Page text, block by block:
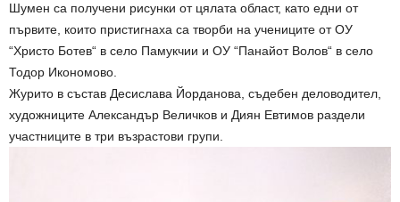
Шумен са получени рисунки от цялата област, като едни от
първите, които пристигнаха са творби на учениците от ОУ
“Христо Ботев“ в село Памукчии и ОУ “Панайот Волов“ в село
Тодор Икономово.
Журито в състав Десислава Йорданова, съдебен деловодител,
художниците Александър Величков и Диян Евтимов раздели
участниците в три възрастови групи.